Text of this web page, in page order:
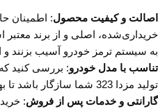
اصالت و کیفیت محصول: اطمینان
خریداری‌شده، اصلی و از برند
به سیستم ترمز خودرو آسیب بزنند و
تناسب با مدل خودرو: بررسی کنید
تولید مزدا 323 شما سازگار باشد تا بهترین عملکرد را ارائه دهد.
گارانتی و خدمات پس از فروش: